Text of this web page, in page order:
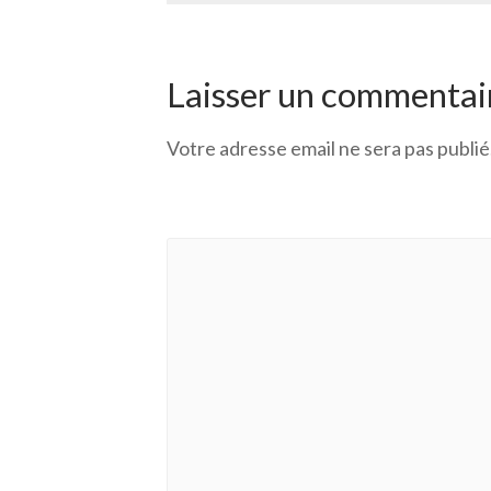
Laisser un
Votre adresse email ne sera pas